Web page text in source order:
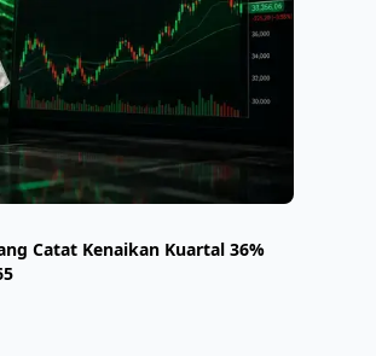
Catat Kenaikan Kuartal 36%